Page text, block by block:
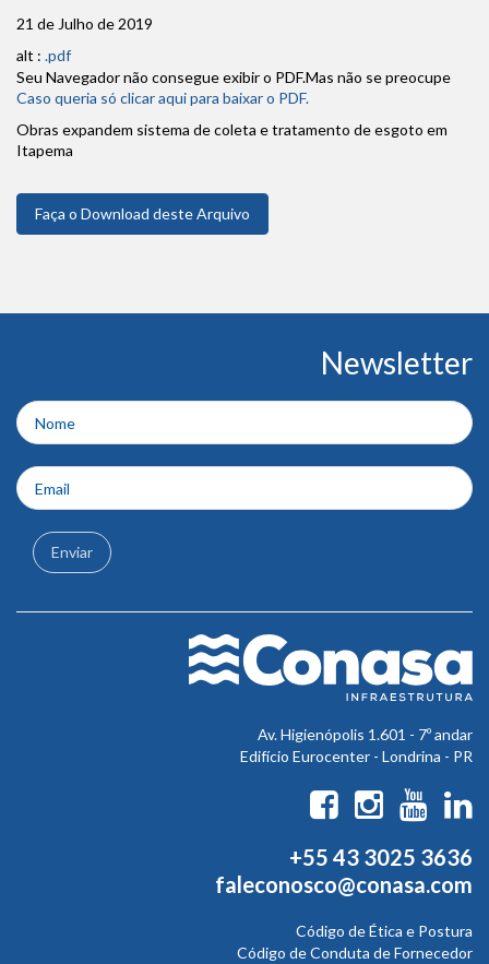
21 de Julho de 2019
alt : .pdf
Seu Navegador não consegue exibir o PDF.Mas não se preocupe
Caso queria só clicar aqui para baixar o PDF.
Obras expandem sistema de coleta e tratamento de esgoto em
Itapema
Faça o Download deste Arquivo
rodapé
Newsletter
Enviar
Av. Higienópolis 1.601 - 7º andar
Edifício Eurocenter - Londrina - PR
+55 43 3025 3636
faleconosco@conasa.com
Código de Ética e Postura
Código de Conduta de Fornecedor